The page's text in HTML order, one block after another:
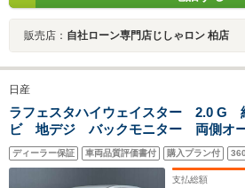
販売店： 自社ローン専門店じしゃロン 柏店
日産
ラフェスタハイウェイスター 2.0 G
ビ 地デジ バックモニター 両側オー
ア キセノンヘッドライト アルミホ
アコン プライバシーガラス プラス
EТC インテリキー フォグランプ
ディーラー保証 車両品質評価書付 購入プラン付
支払総額